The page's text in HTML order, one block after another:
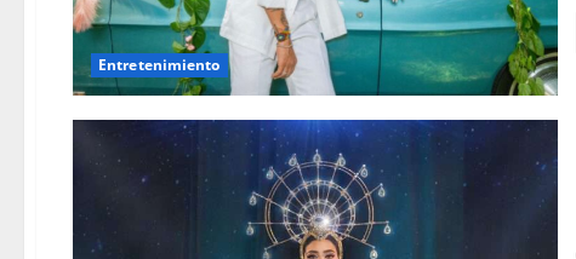
Entretenimiento